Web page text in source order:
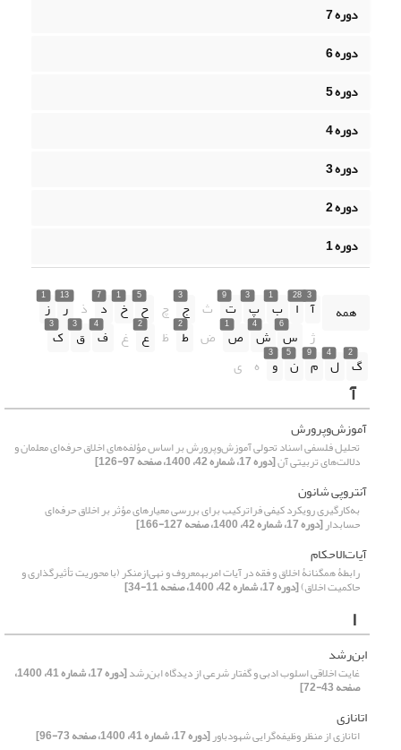
دوره 7
دوره 6
دوره 5
دوره 4
دوره 3
دوره 2
دوره 1
همه
3
آ
28
ا
1
ب
3
پ
9
ت ث
3
ج چ
5
ح
1
خ
7
د ذ
13
ر
1
ز
ژ
6
س
4
ش
1
ص ض
2
ط ظ
2
ع غ
4
ف
3
ق
3
ک
2
گ
4
ل
9
م
5
ن
3
و ه ی
آ
آموزش‌وپرورش
تحلیل فلسفی اسناد تحولی آموزش‌وپرورش بر اساس مؤلفه‌های اخلاق حرفه‌ای معلمان و
دلالت‌های تربیتی آن[دوره 17، شماره 42، 1400، صفحه 97-126]
آنتروپی شانون
به‌کارگیری رویکرد کیفی فراترکیب برای بررسی معیارهای مؤثر بر اخلاق حرفه‌ای
حسابدار[دوره 17، شماره 42، 1400، صفحه 127-166]
آیات‌الاحکام
رابطۀ همگنانۀ اخلاق و فقه در آیات امربهمعروف و نهی‌ازمنکر (با محوریت تأثیرگذاری و
حاکمیت اخلاق)[دوره 17، شماره 42، 1400، صفحه 11-34]
ا
ابن‌رشد
غایت اخلاقی اسلوب ادبی و گفتار شرعی از دیدگاه ابن‌رشد [دوره 17، شماره 41، 1400،
صفحه 43-72]
اتانازی
اتانازی از منظر وظیفه‌گرایی شهودباور[دوره 17، شماره 41، 1400، صفحه 73-96]